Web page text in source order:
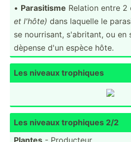
• Parasi­tisme Relation entre 2
et l'hôte) dans laquelle le
se nourri­sant, s'abri­tant, ou en
dèpense d'un espèce hôte.
Les niveaux trophiques
Les niveaux trophiques 2/2
Plantes - Producteur